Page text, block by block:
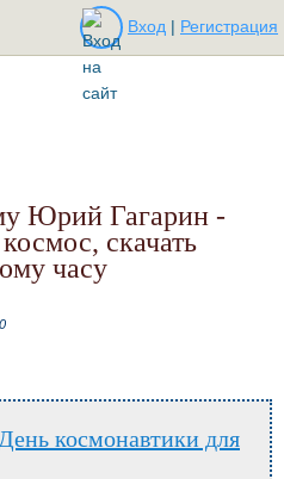
Вход | Регистрация
скачать
часу